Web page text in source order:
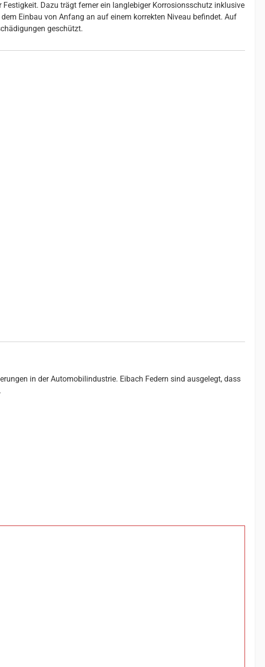
Dazu trägt ferner ein langlebiger Korrosionsschutz inklusive
Einbau von Anfang an auf einem korrekten Niveau befindet. Auf
geschützt.
in der Automobilindustrie. Eibach Federn sind ausgelegt, dass